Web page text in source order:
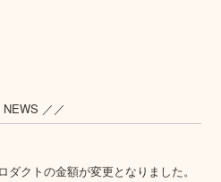
NEWS ／／
クトの金額が変更となりました。